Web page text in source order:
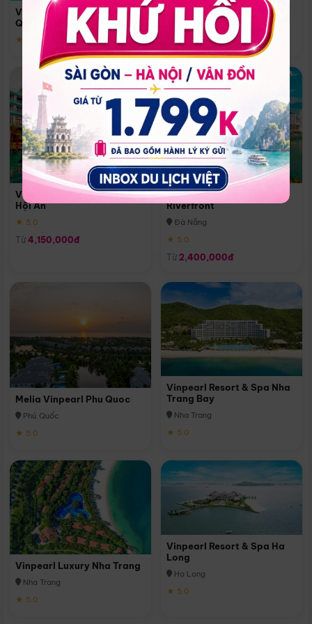
Vinpearl Resort & Spa Phu
Quoc
★ 5.0
Quoc
Phú Quốc
★ 5.0
Vinpearl Resort & Golf Nam
Hội An
★ 5.0
Từ 4,150,000đ
Melia Vinpearl Danang
Riverfront
Đà Nẵng
★ 5.0
Từ 2,400,000đ
Melia Vinpearl Phu Quoc
Phú Quốc
★ 5.0
Vinpearl Resort & Spa Nha
Trang Bay
Nha Trang
★ 5.0
Vinpearl Luxury Nha Trang
Nha Trang
★ 5.0
Vinpearl Resort & Spa Ha
Long
Hạ Long
★ 5.0